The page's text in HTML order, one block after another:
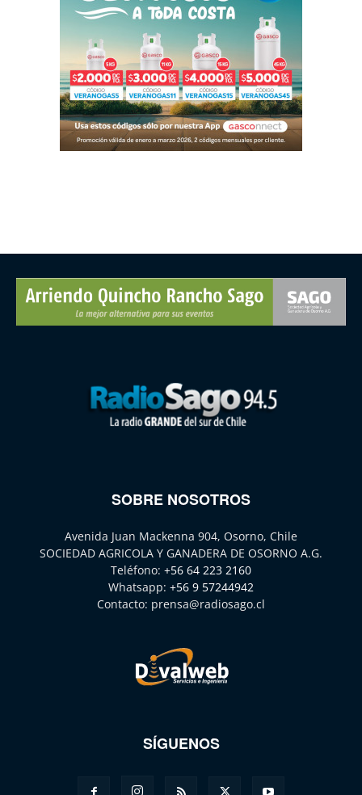
SOBRE NOSOTROS
Avenida Juan Mackenna 904, Osorno, Chile
SOCIEDAD AGRICOLA Y GANADERA DE OSORNO A.G.
Teléfono: +56 64 223 2160
Whatsapp: +56 9 57244942
Contacto: prensa@radiosago.cl
SÍGUENOS